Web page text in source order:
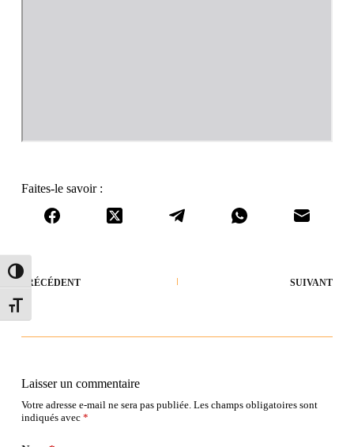
Passer en contraste élevé
Changer la taille de la police
Faites-le savoir :
PRÉCÉDENT SUIVANT
Laisser un commentaire
Votre adresse e-mail ne sera pas publiée. Les champs obligatoires sont
indiqués avec *